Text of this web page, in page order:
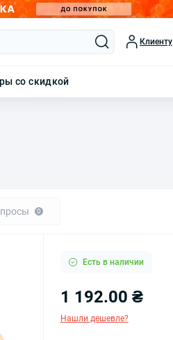
Клиенту
со скидкой
0
Есть в наличии
1 192.00 ₴
Нашли дешевле?